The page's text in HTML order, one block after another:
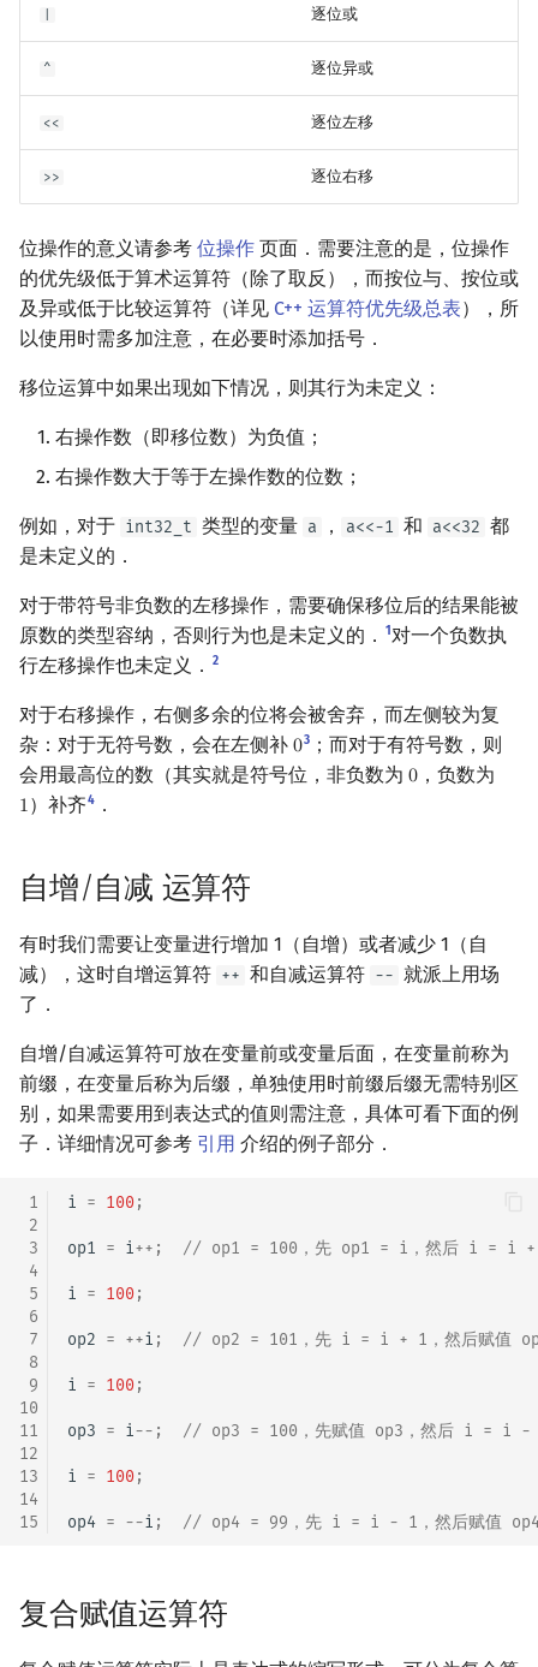
逐位或
^ 逐位异或
<< 逐位左移
>> 逐位右移
位操作的意义请参考 位操作 页面．需要注意的是，位操作
的优先级低于算术运算符（除了取反），而按位与、按位或
及异或低于比较运算符（详见 C++ 运算符优先级总表），所
以使用时需多加注意，在必要时添加括号．
移位运算中如果出现如下情况，则其行为未定义：
右操作数（即移位数）为负值；
右操作数大于等于左操作数的位数；
例如，对于 int32_t 类型的变量 a ， a<<-1 和 a<<32 都
是未定义的．
对于带符号非负数的左移操作，需要确保移位后的结果能被
原数的类型容纳，否则行为也是未定义的．
1对一个负数执
行左移操作也未定义．
2
对于右移操作，右侧多余的位将会被舍弃，而左侧较为复
杂：对于无符号数，会在左侧补 0
03 ；而对于有符号数，则
会用最高位的数（其实就是符号位，非负数为 0
0 ，负数为
1
1）补齐4 ．
自增/自减 运算符
有时我们需要让变量进行增加 1（自增）或者减少 1（自
减），这时自增运算符 ++ 和自减运算符 -- 就派上用场
了．
自增/自减运算符可放在变量前或变量后面，在变量前称为
前缀，在变量后称为后缀，单独使用时前缀后缀无需特别区
别，如果需要用到表达式的值则需注意，具体可看下面的例
子．详细情况可参考 引用 介绍的例子部分．
1
2
3
4
5
6
7
8
9
10
11
12
13
14
15
i = 100;
op1 = i++ ; // op1 = 100，先 op1 = i，然后 i = i
i = 100;
op2 = ++i ; // op2 = 101，先 i = i + 1，然后赋值
i = 100;
op3 = i-- ; // op3 = 100，先赋值 op3，然后 i = i -
i = 100;
op4 = --i ; // op4 = 99，先 i = i - 1，然后赋值
复合赋值运算符